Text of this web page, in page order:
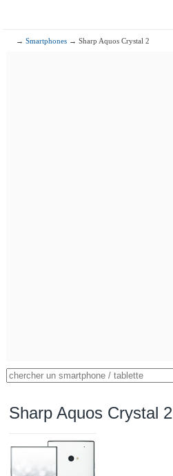
→Smartphones → Sharp Aquos Crystal 2
Sharp Aquos Crystal 2